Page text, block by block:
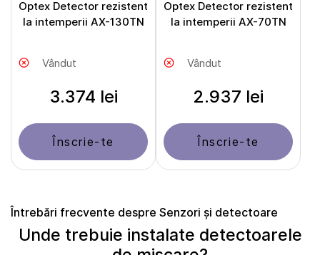
Optex Detector rezistent
la intemperii AX-130TN
Vândut
3.374 lei
Înscrie-te
Optex Detector rezistent
la intemperii AX-70TN
Vândut
2.937 lei
Înscrie-te
Întrebări frecvente despre Senzori și detectoare
Unde trebuie instalate detectoarele